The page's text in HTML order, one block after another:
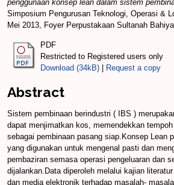
penggunaan konsep lean dalam sistem
Simposium Pengurusan Teknologi, Operasi &
Mei 2013, Foyer Perpustakaan Sultanah
PDF
Restricted to Registered users only
Download (34kB)
Request a copy
Abstract
Sistem pembinaan berindustri ( IBS )
dapat menjimatkan kos, memendekkan
sebagai pembinaan pasang siap.Konsep Lean
yang digunakan untuk mengenal pasti dan
pembaziran semasa operasi pengeluaran dan
dijalankan.Data diperoleh melalui kajian
dan media elektronik terhadap masalah-